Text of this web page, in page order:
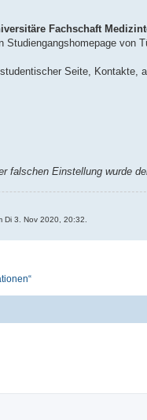
Fachschaft
Studiengangshomepage von
Seite, Kontakte,
falschen Einstellung wurde
Di 3. Nov 2020, 20:32.